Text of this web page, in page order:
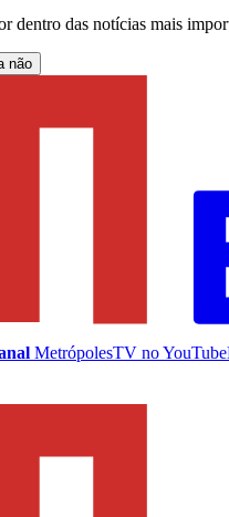
dentro das notícias mais
não
MetrópolesTV noYouTube